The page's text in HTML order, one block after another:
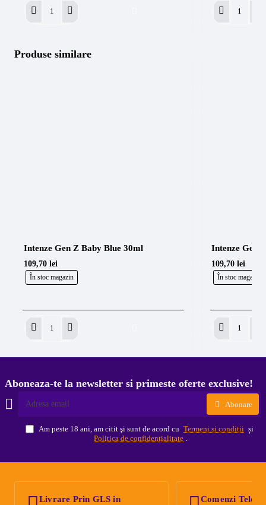
Intenze
Banana
Sorry
Produse similare
Intenze Gen Z Baby Blue 30ml
În stoc magazin
109,70 lei
Intenze
Z
30ml
Intenze Gen
În stoc magazin
109,70 lei
Intenze
Z
Blue
30ml
Aboneaza-te la newsletter si primeste oferte exclusive!
email
Abonare
Am peste 18 ani, am citit şi sunt de acord cu Termeni si conditii și
Politica de confidențialitate .
Livrare Prin GLS in
Comenzi